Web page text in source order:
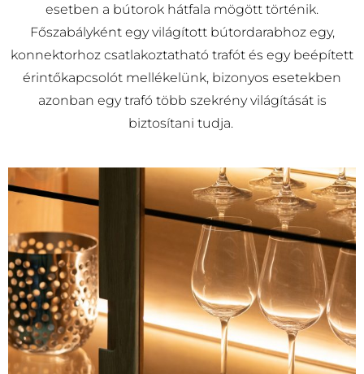
esetben a bútorok hátfala mögött történik.
Főszabályként egy világított bútordarabhoz egy,
konnektorhoz csatlakoztatható trafót és egy beépített
érintőkapcsolót mellékelünk, bizonyos esetekben
azonban egy trafó több szekrény világítását is
biztosítani tudja.